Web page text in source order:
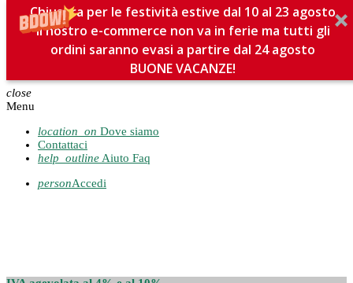
Chiusura per le festività estive dal 10 al 23 agosto
Il nostro e-commerce non va in ferie ma tutti gli
ordini saranno evasi a partire dal 24 agosto
BUONE VACANZE!
close
Menu
location_on Dove siamo
Contattaci
help_outline Aiuto Faq
personAccedi